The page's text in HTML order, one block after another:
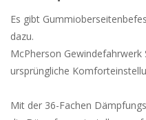
Es gibt
dazu.
McPherson
ursprüngliche
Mit der 36-Fachen